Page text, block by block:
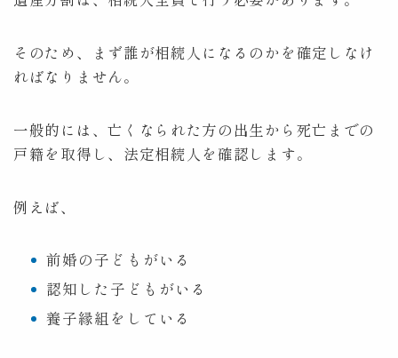
そのため、まず誰が相続人になるのかを確定しなけ
ればなりません。
一般的には、亡くなられた方の出生から死亡までの
戸籍を取得し、法定相続人を確認します。
例えば、
前婚の子どもがいる
認知した子どもがいる
養子縁組をしている